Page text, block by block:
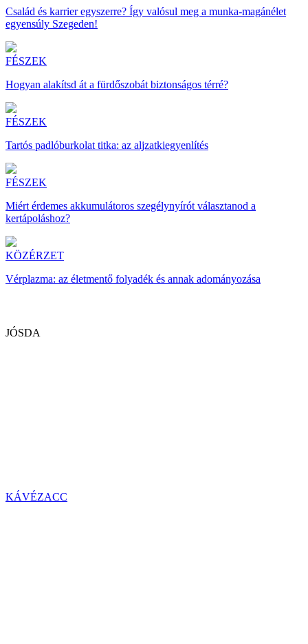
Család és karrier egyszerre? Így valósul meg a munka-magánélet
egyensúly Szegeden!
FÉSZEK
Hogyan alakítsd át a fürdőszobát biztonságos térré?
FÉSZEK
Tartós padlóburkolat titka: az aljzatkiegyenlítés
FÉSZEK
Miért érdemes akkumulátoros szegélynyírót választanod a
kertápoláshoz?
KÖZÉRZET
Vérplazma: az életmentő folyadék és annak adományozása
JÓSDA
KÁVÉZACC